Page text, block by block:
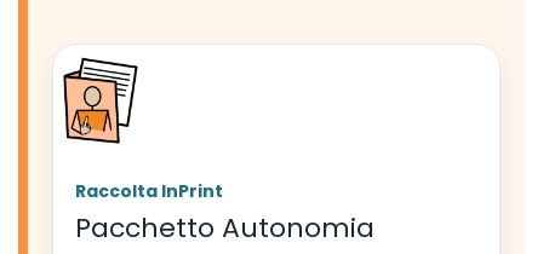
Raccolta InPrint
Pacchetto Autonomia